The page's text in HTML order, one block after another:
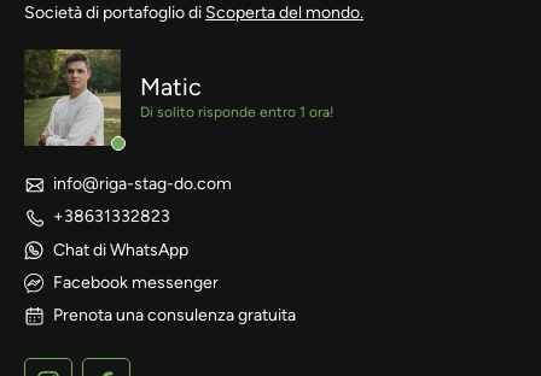
Società di portafoglio di Scoperta del mondo.
Matic
Di solito risponde entro 1 ora!
info@riga-stag-do.com
+38631332823
Chat di WhatsApp
Facebook messenger
Prenota una consulenza gratuita